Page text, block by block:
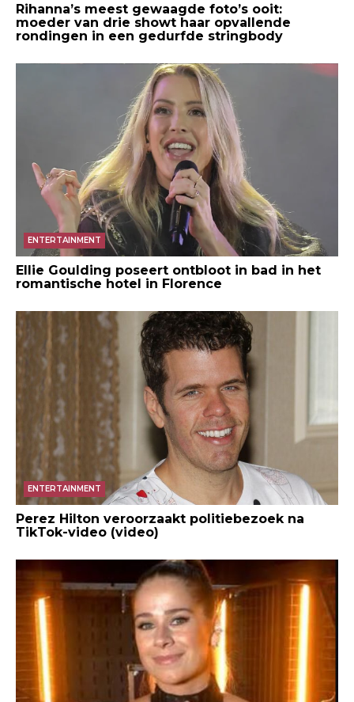
Rihanna’s meest gewaagde foto’s ooit:
moeder van drie showt haar opvallende
rondingen in een gedurfde stringbody
ENTERTAINMENT
Ellie Goulding poseert ontbloot in bad in het
romantische hotel in Florence
ENTERTAINMENT
Perez Hilton veroorzaakt politiebezoek na
TikTok-video (video)